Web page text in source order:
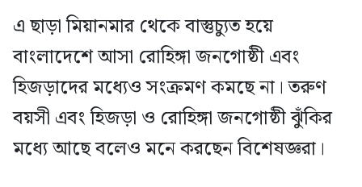
এ ছাড়া মিয়ানমার থেকে বাস্তুচ্যুত হয়ে
বাংলাদেশে আসা রোহিঙ্গা জনগোষ্ঠী এবং
হিজড়াদের মধ্যেও সংক্রমণ কমছে না। তরুণ
বয়সী এবং হিজড়া ও রোহিঙ্গা জনগোষ্ঠী ঝুঁকির
মধ্যে আছে বলেও মনে করছেন বিশেষজ্ঞরা।